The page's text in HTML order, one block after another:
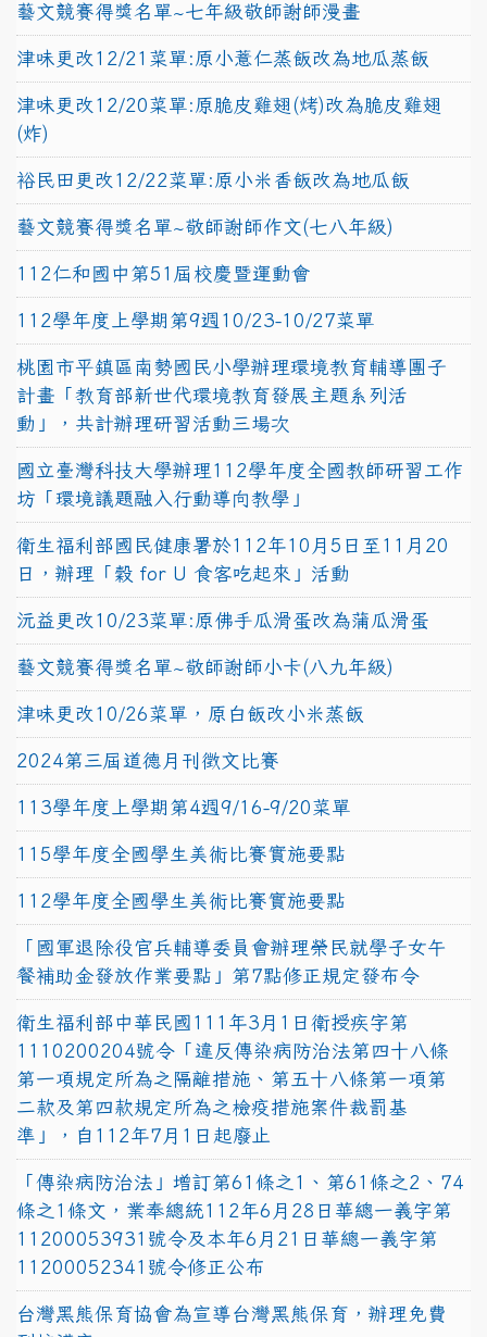
藝文競賽得獎名單~七年級敬師謝師漫畫
津味更改12/21菜單:原小薏仁蒸飯改為地瓜蒸飯
津味更改12/20菜單:原脆皮雞翅(烤)改為脆皮雞翅
(炸)
裕民田更改12/22菜單:原小米香飯改為地瓜飯
藝文競賽得獎名單~敬師謝師作文(七八年級)
112仁和國中第51屆校慶暨運動會
112學年度上學期第9週10/23-10/27菜單
桃園市平鎮區南勢國民小學辦理環境教育輔導團子
計畫「教育部新世代環境教育發展主題系列活
動」，共計辦理研習活動三場次
國立臺灣科技大學辦理112學年度全國教師研習工作
坊「環境議題融入行動導向教學」
衛生福利部國民健康署於112年10月5日至11月20
日，辦理「穀 for U 食客吃起來」活動
沅益更改10/23菜單:原佛手瓜滑蛋改為蒲瓜滑蛋
藝文競賽得獎名單~敬師謝師小卡(八九年級)
津味更改10/26菜單，原白飯改小米蒸飯
2024第三屆道德月刊徵文比賽
113學年度上學期第4週9/16-9/20菜單
115學年度全國學生美術比賽實施要點
112學年度全國學生美術比賽實施要點
「國軍退除役官兵輔導委員會辦理榮民就學子女午
餐補助金發放作業要點」第7點修正規定發布令
衛生福利部中華民國111年3月1日衛授疾字第
1110200204號令「違反傳染病防治法第四十八條
第一項規定所為之隔離措施、第五十八條第一項第
二款及第四款規定所為之檢疫措施案件裁罰基
準」，自112年7月1日起廢止
「傳染病防治法」增訂第61條之1、第61條之2、74
條之1條文，業奉總統112年6月28日華總一義字第
11200053931號令及本年6月21日華總一義字第
11200052341號令修正公布
台灣黑熊保育協會為宣導台灣黑熊保育，辦理免費